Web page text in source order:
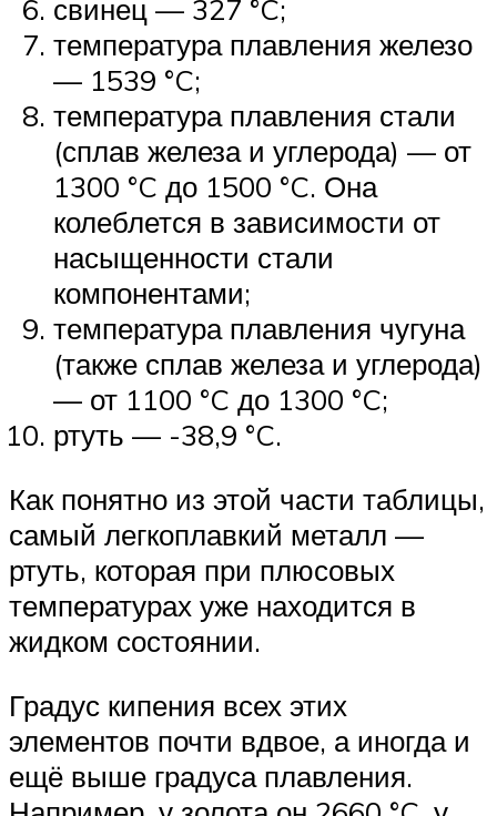
свинец — 327 °C;
температура плавления железо
— 1539 °C;
температура плавления стали
(сплав железа и углерода) — от
1300 °C до 1500 °C. Она
колеблется в зависимости от
насыщенности стали
компонентами;
температура плавления чугуна
(также сплав железа и углерода)
— от 1100 °C до 1300 °C;
ртуть — -38,9 °C.
Как понятно из этой части таблицы,
самый легкоплавкий металл —
ртуть, которая при плюсовых
температурах уже находится в
жидком состоянии.
Градус кипения всех этих
элементов почти вдвое, а иногда и
ещё выше градуса плавления.